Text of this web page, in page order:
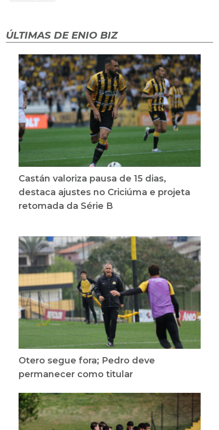
ÚLTIMAS DE ENIO BIZ
Castán valoriza pausa de 15 dias,
destaca ajustes no Criciúma e projeta
retomada da Série B
Otero segue fora; Pedro deve
permanecer como titular